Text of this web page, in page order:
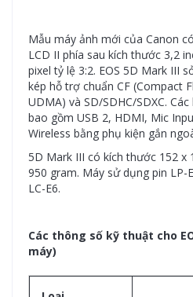
Mẫu máy ảnh mới của Canon
LCD II phía sau kích thước 3,2
pixel tỷ lệ 3:2. EOS 5D Mark III
kép hỗ trợ chuẩn CF (Compact
UDMA) và SD/SDHC/SDXC.
bao gồm USB 2, HDMI, Mic
Wireless bằng phụ kiện gắn
5D Mark III có kích thước 152 x
950 gram. Máy sử dụng pin LP-
LC-E6.
Các thông số kỹ thuật cho
máy)